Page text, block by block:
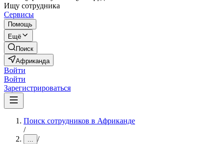
Ищу сотрудника
Сервисы
Помощь
Ещё
Поиск
Африканда
Войти
Войти
Зарегистрироваться
Поиск сотрудников в Африканде
/
... /